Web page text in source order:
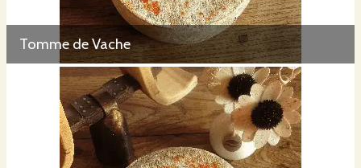
Tomme de Vache